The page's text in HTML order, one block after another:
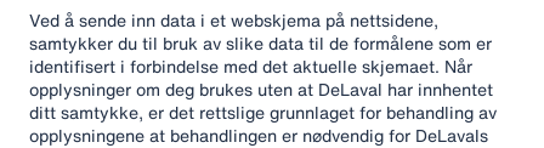
Ved å sende inn data i et webskjema på nettsidene,
samtykker du til bruk av slike data til de formålene som er
identifisert i forbindelse med det aktuelle skjemaet. Når
opplysninger om deg brukes uten at DeLaval har innhentet
ditt samtykke, er det rettslige grunnlaget for behandling av
opplysningene at behandlingen er nødvendig for DeLavals